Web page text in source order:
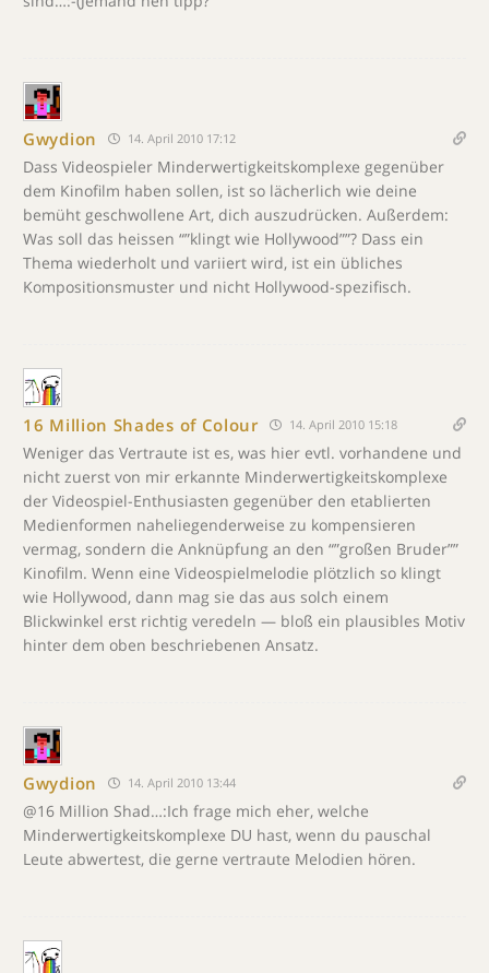
Gwydion 14. April 2010 17:12
Dass Videospieler Minderwertigkeitskomplexe gegenüber
dem Kinofilm haben sollen, ist so lächerlich wie deine
bemüht geschwollene Art, dich auszudrücken. Außerdem:
Was soll das heissen “”klingt wie Hollywood””? Dass ein
Thema wiederholt und variiert wird, ist ein übliches
Kompositionsmuster und nicht Hollywood-spezifisch.
16 Million Shades of Colour 14. April 2010 15:18
Weniger das Vertraute ist es, was hier evtl. vorhandene und
nicht zuerst von mir erkannte Minderwertigkeitskomplexe
der Videospiel-Enthusiasten gegenüber den etablierten
Medienformen naheliegenderweise zu kompensieren
vermag, sondern die Anknüpfung an den “”großen Bruder””
Kinofilm. Wenn eine Videospielmelodie plötzlich so klingt
wie Hollywood, dann mag sie das aus solch einem
Blickwinkel erst richtig veredeln — bloß ein plausibles Motiv
hinter dem oben beschriebenen Ansatz.
Gwydion 14. April 2010 13:44
@16 Million Shad…:Ich frage mich eher, welche
Minderwertigkeitskomplexe DU hast, wenn du pauschal
Leute abwertest, die gerne vertraute Melodien hören.